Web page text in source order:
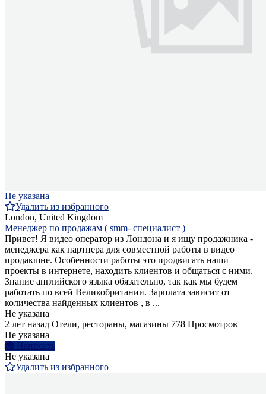
Не указана
Удалить из избранного
London, United Kingdom
Менеджер по продажам ( smm- специалист )
Привет! Я видео оператор из Лондона и я ищу продажника -
менеджера как партнера для совместной работы в видео
продакшне. Особенности работы это продвигать наши
проекты в интернете, находить клиентов и общаться с ними.
Знание английского языка обязательно, так как мы будем
работать по всей Великобритании. Зарплата зависит от
количества найденных клиентов , в ...
Не указана
2 лет назад Отели, рестораны, магазины 778 Просмотров
Не указана
Написать
Не указана
Удалить из избранного